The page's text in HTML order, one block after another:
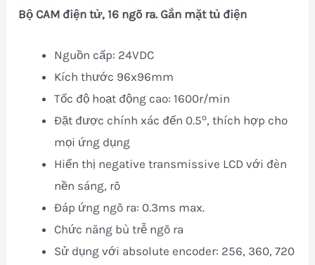
Bộ CAM điện tử, 16 ngõ ra. Gắn mặt tủ điện
Nguồn cấp: 24VDC
Kích thước 96x96mm
Tốc độ hoạt động cao: 1600r/min
Đặt được chính xác đến 0.5o, thích hợp cho
mọi ứng dụng
Hiển thị negative transmissive LCD với đèn
nền sáng, rõ
Đáp ứng ngõ ra: 0.3ms max.
Chức năng bù trễ ngõ ra
Sử dụng với absolute encoder: 256, 360, 720